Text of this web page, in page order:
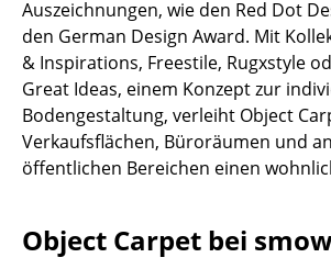
... alle Tische
Aufbewahren
Regale & Schränke
Wandregale
Auszeichnungen, wie den Red Dot
den German Design Award. Mit
& Inspirations, Freestile, Rugxstyle
Great Ideas, einem Konzept zur
Bodengestaltung, verleiht Object
Verkaufsflächen, Büroräumen und
öffentlichen Bereichen einen
Object Carpet bei